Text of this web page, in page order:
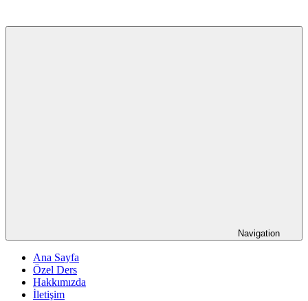
Navigation
Ana Sayfa
Özel Ders
Hakkımızda
İletişim